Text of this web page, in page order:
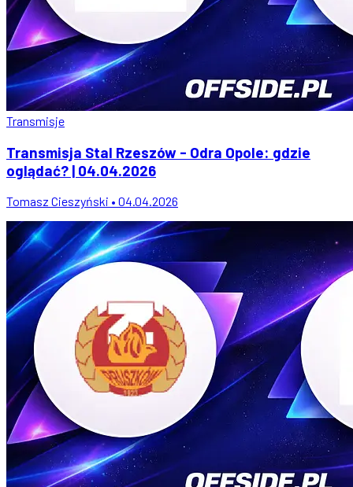
Transmisje
Transmisja Stal Rzeszów - Odra Opole: gdzie
oglądać? | 04.04.2026
Tomasz Cieszyński • 04.04.2026